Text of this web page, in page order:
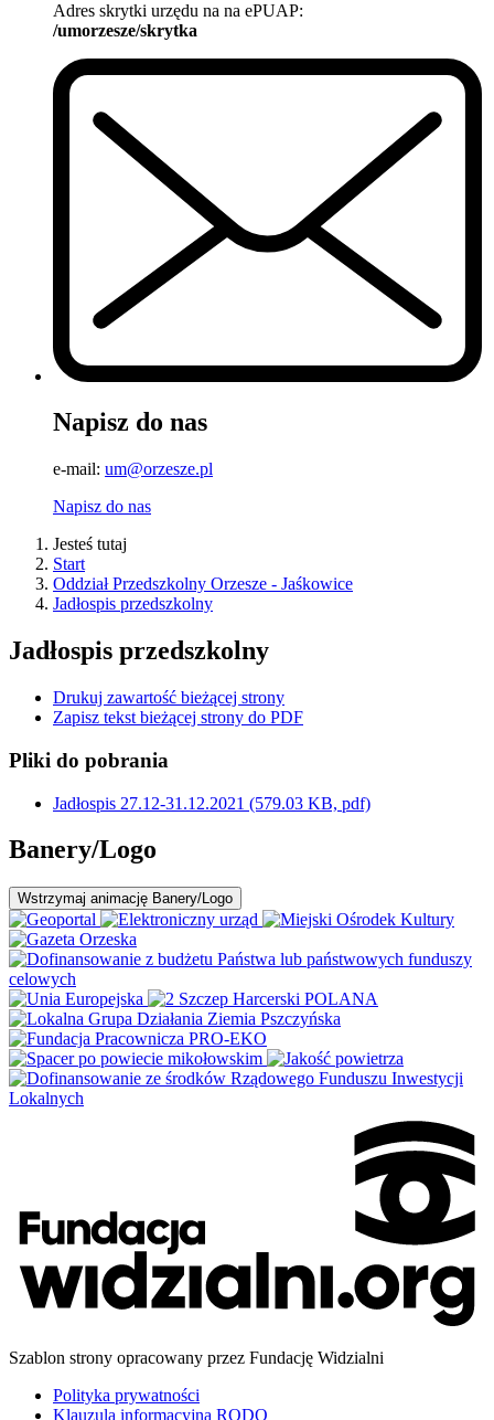
Adres skrytki urzędu na na ePUAP:
/umorzesze/skrytka
Napisz do nas
e-mail: um@orzesze.pl
Napisz do nas
Jesteś tutaj
Start
Oddział Przedszkolny Orzesze - Jaśkowice
Jadłospis przedszkolny
Jadłospis przedszkolny
Drukuj zawartość bieżącej strony
Zapisz tekst bieżącej strony do PDF
Pliki do pobrania
Jadłospis 27.12-31.12.2021 (579.03 KB, pdf)
Banery/Logo
Wstrzymaj animację Banery/Logo
Szablon strony opracowany przez Fundację Widzialni
Polityka prywatności
Klauzula informacyjna RODO